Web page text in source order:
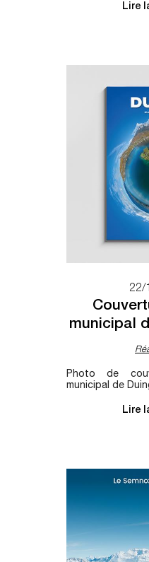
Lire
22/
municipal
Photo de
municipal de
Lire